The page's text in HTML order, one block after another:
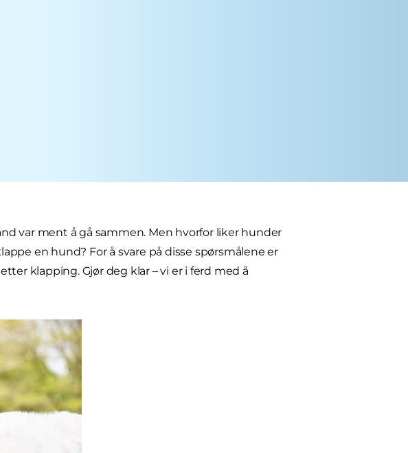
var ment å gå sammen. Men hvorfor liker hunder
en hund? For å svare på disse spørsmålene er
klapping. Gjør deg klar – vi er i ferd med å